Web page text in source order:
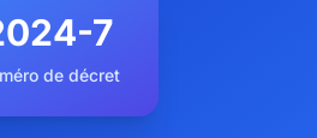
7
de décret